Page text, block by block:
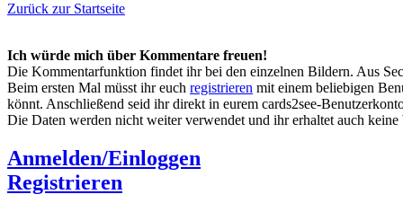
Zurück zur Startseite
Ich würde mich über Kommentare freuen!
Die Kommentarfunktion findet ihr bei den einzelnen Bildern. Aus
Beim ersten Mal müsst ihr euch registrieren mit einem beliebigen
könnt. Anschließend seid ihr direkt in eurem cards2see-
Die Daten werden nicht weiter verwendet und ihr erhaltet auch
Anmelden/Einloggen
Registrieren